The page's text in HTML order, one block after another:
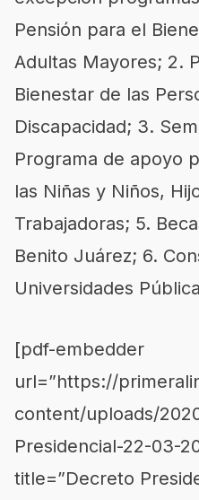
Pensión para el
Adultas Mayores; 2.
Bienestar de las
Discapacidad; 3.
Programa de apoyo
las Niñas y Niños,
Trabajadoras; 5.
Benito Juárez; 6.
Universidades
[pdf-embedder
url=”https://
content/uploads/
Presidencial-22-03-
title=”Decreto